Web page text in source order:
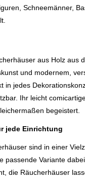
Schneemänner,
aus Holz aus
und modernem,
in jedes
Ihr leicht
begeistert.
jede Einrichtung
sind in einer
passende Variante
die Räucherhäuser